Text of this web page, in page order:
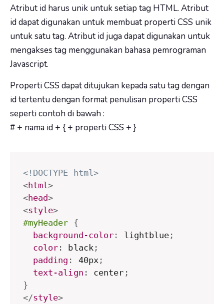
Atribut id harus unik untuk setiap tag HTML. Atribut
id dapat digunakan untuk membuat properti CSS unik
untuk satu tag. Atribut id juga dapat digunakan untuk
mengakses tag menggunakan bahasa pemrograman
Javascript.
Properti CSS dapat ditujukan kepada satu tag dengan
id tertentu dengan format penulisan properti CSS
seperti contoh di bawah :
# + nama id + { + properti CSS + }
<!DOCTYPE html>
<html>
<head>
<style>
#myHeader {
background-color : lightblue ;
color : black ;
padding : 40px ;
text-align : center ;
}
</style>